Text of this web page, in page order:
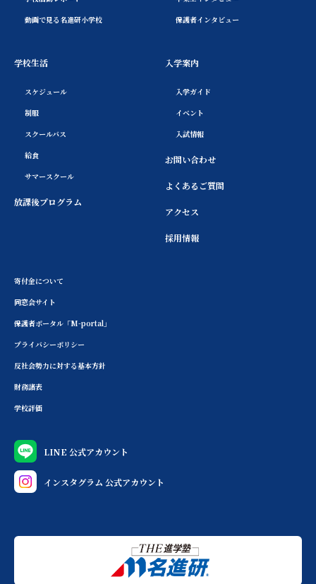
動画で見る名進研小学校
保護者インタビュー
学校生活
スケジュール
制服
スクールバス
給食
サマースクール
放課後プログラム
入学案内
入学ガイド
イベント
入試情報
お問い合わせ
よくあるご質問
アクセス
採用情報
寄付金について
同窓会サイト
保護者ポータル「M-portal」
プライバシーポリシー
反社会勢力に対する基本方針
財務諸表
学校評価
LINE 公式アカウント
インスタグラム 公式アカウント